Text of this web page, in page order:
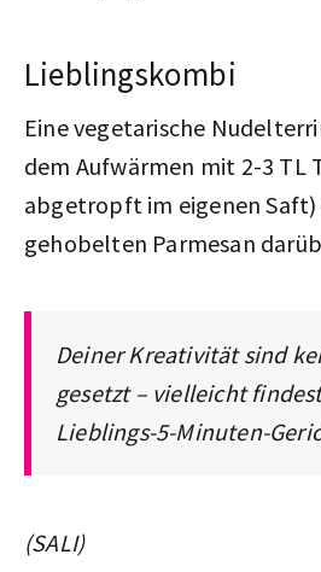
Lieblingskombi
Eine vegetarische
dem Aufwärmen mit 2-3 TL
abgetropft im eigenen Saft)
gehobelten Parmesan
Deiner Kreativität sind
gesetzt – vielleicht
Lieblings-5-Minuten-
(SALI)